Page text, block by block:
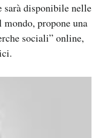
sarà disponibile nelle
propone una
sociali” online,